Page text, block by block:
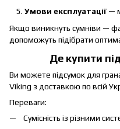
Умови експлуатації —
Якщо виникнуть сумніви —
допоможуть підібрати
Де купити
Ви можете підсумок для
Viking з доставкою по всій
Переваги:
Сумісність із різними